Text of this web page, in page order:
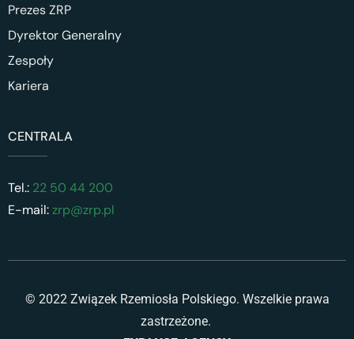
Prezes ZRP
Dyrektor Generalny
Zespoły
Kariera
CENTRALA
Tel.: 22 50 44 200
E-mail:zrp@zrp.pl
© 2022 Związek Rzemiosła Polskiego. Wszelkie prawa
zastrzeżone.